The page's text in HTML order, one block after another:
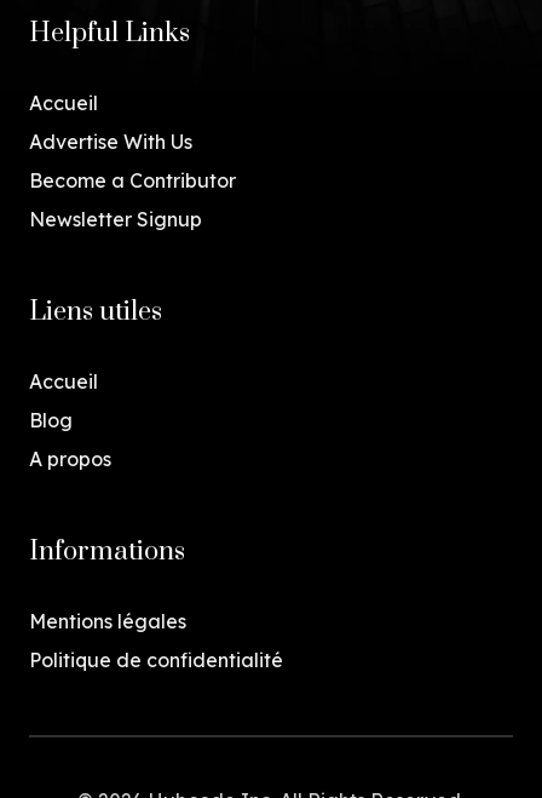
Helpful Links
Accueil
Advertise With Us
Become a Contributor
Newsletter Signup
Liens utiles
Accueil
Blog
A propos
Informations
Mentions légales
Politique de confidentialité